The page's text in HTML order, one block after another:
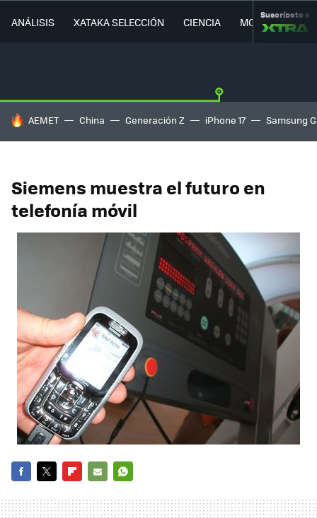
ANÁLISIS XATAKA SELECCIÓN CIENCIA MOVILIDAD
Suscríbete a
HOY SE HABLA DE
AEMET China Generación Z iPhone 17 Samsung
Siemens muestra el futuro en
telefonía móvil
MAIL